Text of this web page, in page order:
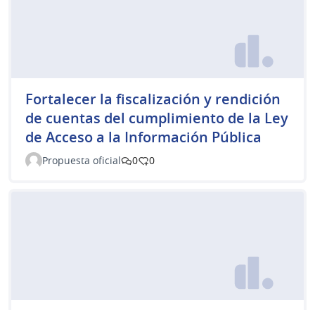
Fortalecer la fiscalización y rendición
de cuentas del cumplimiento de la Ley
de Acceso a la Información Pública
Propuesta oficial 0 0